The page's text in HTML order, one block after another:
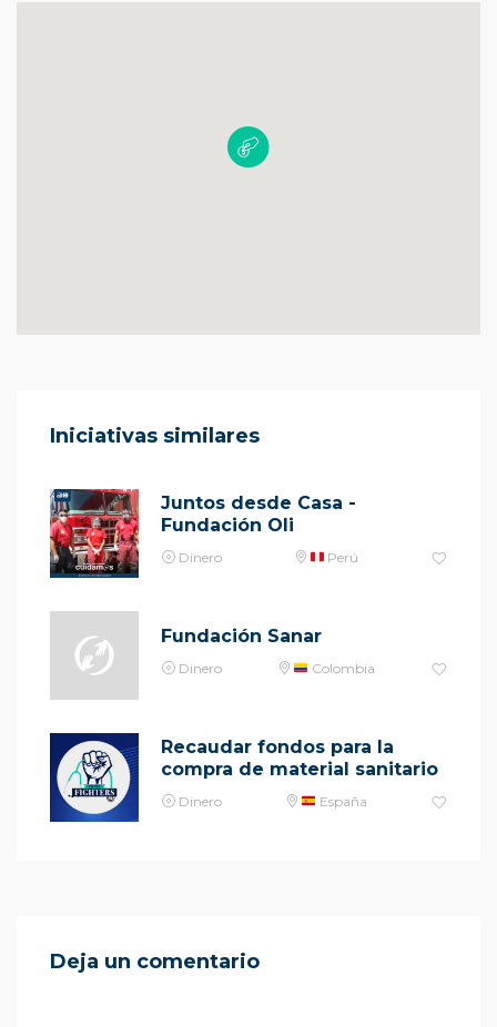
Iniciativas similares
Juntos desde Casa -
Fundación Oli
Dinero Perú
Fundación Sanar
Dinero Colombia
Recaudar fondos para la
compra de material sanitario
Dinero España
Deja un comentario